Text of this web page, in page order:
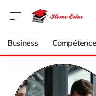
Business